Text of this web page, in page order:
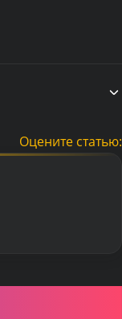
Оцените статью: